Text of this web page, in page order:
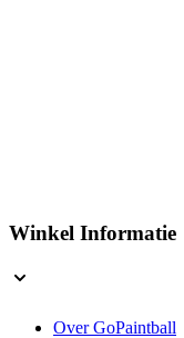
Winkel Informatie
Over GoPaintball